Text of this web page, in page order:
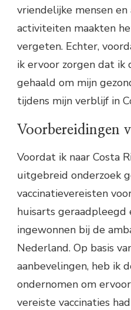
vriendelijke mensen
activiteiten maakten
vergeten. Echter,
ik ervoor zorgen dat ik
gehaald om mijn
tijdens mijn verblijf in
Voorbereidingen
Voordat ik naar Costa
uitgebreid onderzoek
vaccinatievereisten
huisarts geraadpleegd
ingewonnen bij de
Nederland. Op basis
aanbevelingen, heb ik
ondernomen om
vereiste vaccinaties